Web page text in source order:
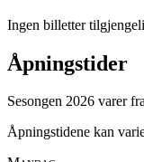
Ingen billetter
Åpningstider
Sesongen 2026 varer
Åpningstidene kan